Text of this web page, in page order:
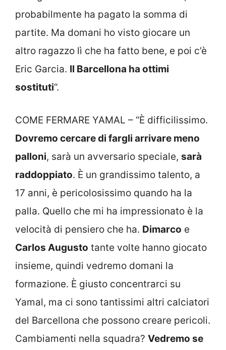
probabilmente ha pagato la somma di
partite. Ma domani ho visto giocare un
altro ragazzo lì che ha fatto bene, e poi c’è
Eric Garcia. Il Barcellona ha ottimi
sostituti“.
COME FERMARE YAMAL – “È difficilissimo.
Dovremo cercare di fargli arrivare meno
palloni, sarà un avversario speciale, sarà
raddoppiato. È un grandissimo talento, a
17 anni, è pericolosissimo quando ha la
palla. Quello che mi ha impressionato è la
velocità di pensiero che ha. Dimarco e
Carlos Augusto tante volte hanno giocato
insieme, quindi vedremo domani la
formazione. È giusto concentrarci su
Yamal, ma ci sono tantissimi altri calciatori
del Barcellona che possono creare pericoli.
Cambiamenti nella squadra? Vedremo se